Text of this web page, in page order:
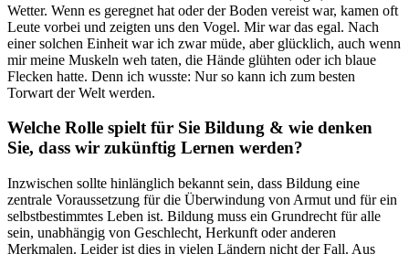
Wetter. Wenn es geregnet hat oder der Boden vereist war, kamen oft
Leute vorbei und zeigten uns den Vogel. Mir war das egal. Nach
einer solchen Einheit war ich zwar müde, aber glücklich, auch wenn
mir meine Muskeln weh taten, die Hände glühten oder ich blaue
Flecken hatte. Denn ich wusste: Nur so kann ich zum besten
Torwart der Welt werden.
Welche Rolle spielt für Sie Bildung & wie denken
Sie, dass wir zukünftig Lernen werden?
Inzwischen sollte hinlänglich bekannt sein, dass Bildung eine
zentrale Voraussetzung für die Überwindung von Armut und für ein
selbstbestimmtes Leben ist. Bildung muss ein Grundrecht für alle
sein, unabhängig von Geschlecht, Herkunft oder anderen
Merkmalen. Leider ist dies in vielen Ländern nicht der Fall. Aus